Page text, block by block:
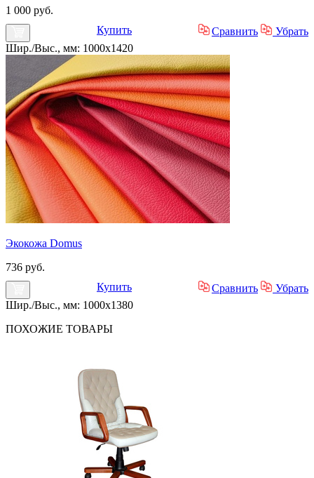
1 000 руб.
Купить
Сравнить
Убрать
Шир./Выс., мм: 1000x1420
Экокожа Domus
736 руб.
Купить
Сравнить
Убрать
Шир./Выс., мм: 1000x1380
ПОХОЖИЕ ТОВАРЫ